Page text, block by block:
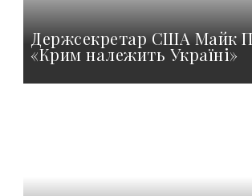
Держсекретар США Майк
«Крим належить Україні»